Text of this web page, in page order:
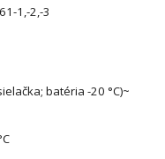
1,-2,-3
batéria -20 °C)~